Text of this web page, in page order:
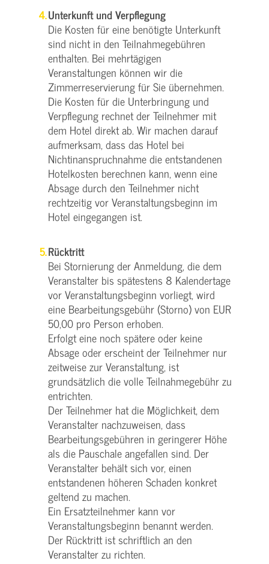
Unterkunft und Verpflegung
Die Kosten für eine benötigte Unterkunft
sind nicht in den Teilnahmegebühren
enthalten. Bei mehrtägigen
Veranstaltungen können wir die
Zimmerreservierung für Sie übernehmen.
Die Kosten für die Unterbringung und
Verpflegung rechnet der Teilnehmer mit
dem Hotel direkt ab. Wir machen darauf
aufmerksam, dass das Hotel bei
Nichtinanspruchnahme die entstandenen
Hotelkosten berechnen kann, wenn eine
Absage durch den Teilnehmer nicht
rechtzeitig vor Veranstaltungsbeginn im
Hotel eingegangen ist.
Rücktritt
Bei Stornierung der Anmeldung, die dem
Veranstalter bis spätestens 8 Kalendertage
vor Veranstaltungsbeginn vorliegt, wird
eine Bearbeitungsgebühr (Storno) von EUR
50,00 pro Person erhoben.
Erfolgt eine noch spätere oder keine
Absage oder erscheint der Teilnehmer nur
zeitweise zur Veranstaltung, ist
grundsätzlich die volle Teilnahmegebühr zu
entrichten.
Der Teilnehmer hat die Möglichkeit, dem
Veranstalter nachzuweisen, dass
Bearbeitungsgebühren in geringerer Höhe
als die Pauschale angefallen sind. Der
Veranstalter behält sich vor, einen
entstandenen höheren Schaden konkret
geltend zu machen.
Ein Ersatzteilnehmer kann vor
Veranstaltungsbeginn benannt werden.
Der Rücktritt ist schriftlich an den
Veranstalter zu richten.